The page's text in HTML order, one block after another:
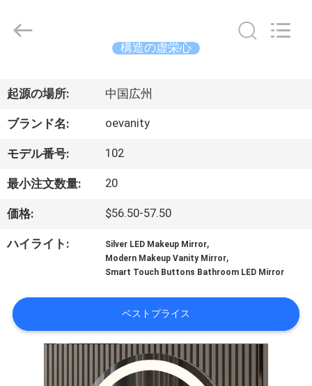
ー
ム
製
品
オ
2026
Ltd..
All
Reserved.
構造の虚栄心
起源の場所: 中国広州
ブランド名: oevanity
モデル番号: 102
最小注文数量: 20
価格: $56.50-57.50
ハイライト: Silver LED Makeup Mirror,
Modern Makeup Vanity Mirror,
Smart Touch Buttons Bathroom LED Mirror
ベストプライス